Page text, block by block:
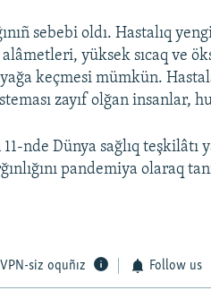
sebebi oldı. Hastalıq
yüksek sıcaq ve
keçmesi mümkün.
zayıf olğan insanlar,
nde Dünya sağlıq teşkilâtı
pandemiya olaraq
VPN-siz oquñız Follow us